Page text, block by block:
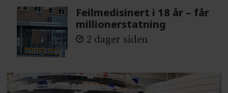
Feilmedisinert i 18 år – får
millionerstatning
2 dager siden